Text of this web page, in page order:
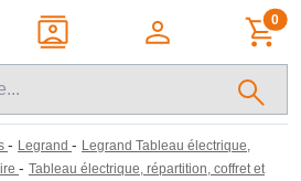
0
- Legrand - Legrand Tableau électrique,
- Tableau électrique, répartition, coffret et